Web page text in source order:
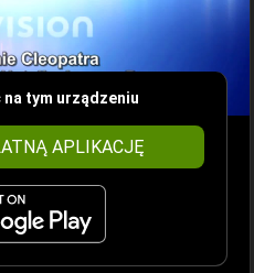
tym urządzeniu
APLIKACJĘ